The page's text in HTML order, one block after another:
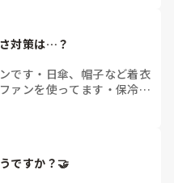
対策は…？
です ・ 日傘、帽子など着衣
ァンを使ってます ・ 保冷剤
教えて下さい）
ですか？🤝